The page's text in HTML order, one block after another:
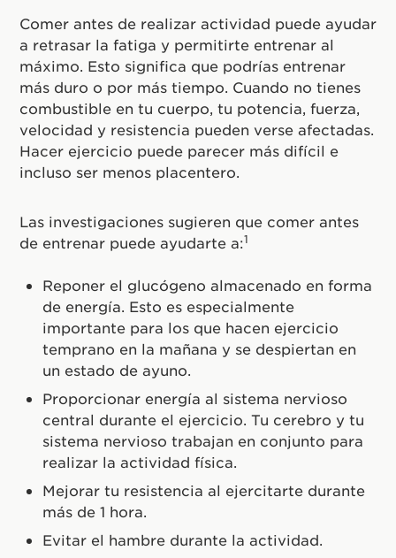
Comer antes de realizar actividad puede ayudar
a retrasar la fatiga y permitirte entrenar al
máximo. Esto significa que podrías entrenar
más duro o por más tiempo. Cuando no tienes
combustible en tu cuerpo, tu potencia, fuerza,
velocidad y resistencia pueden verse afectadas.
Hacer ejercicio puede parecer más difícil e
incluso ser menos placentero.
Las investigaciones sugieren que comer antes
de entrenar puede ayudarte a:1
Reponer el glucógeno almacenado en forma
de energía. Esto es especialmente
importante para los que hacen ejercicio
temprano en la mañana y se despiertan en
un estado de ayuno.
Proporcionar energía al sistema nervioso
central durante el ejercicio. Tu cerebro y tu
sistema nervioso trabajan en conjunto para
realizar la actividad física.
Mejorar tu resistencia al ejercitarte durante
más de 1 hora.
Evitar el hambre durante la actividad.